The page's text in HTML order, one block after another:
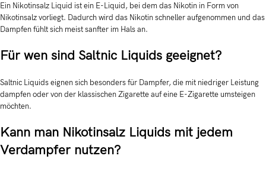
Ein Nikotinsalz Liquid ist ein E-Liquid, bei dem das Nikotin in Form von
Nikotinsalz vorliegt. Dadurch wird das Nikotin schneller aufgenommen und das
Dampfen fühlt sich meist sanfter im Hals an.
Für wen sind Saltnic Liquids geeignet?
Saltnic Liquids eignen sich besonders für Dampfer, die mit niedriger Leistung
dampfen oder von der klassischen Zigarette auf eine E-Zigarette umsteigen
möchten.
Kann man Nikotinsalz Liquids mit jedem
Verdampfer nutzen?